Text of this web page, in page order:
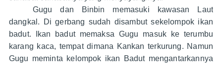
Gugu dan Binbin memasuki kawasan Laut
dangkal. Di gerbang sudah disambut sekelompok ikan
badut. Ikan badut memaksa Gugu masuk ke terumbu
karang kaca, tempat dimana Kankan terkurung. Namun
Gugu meminta kelompok ikan Badut mengantarkannya